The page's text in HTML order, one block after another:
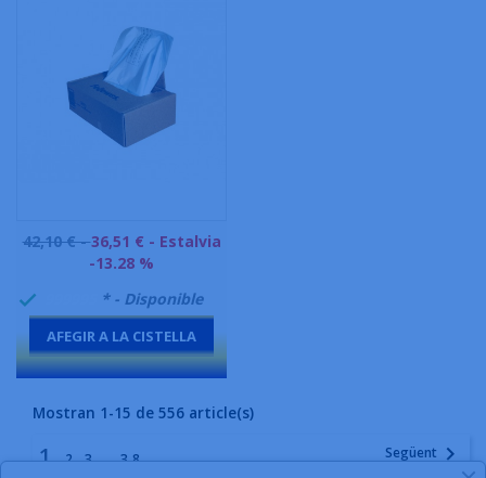
Preu
42,10 € -36,51 € - Estalvia
-13.28 %
 * - Disponible
AFEGIR A LA CISTELLA
-
Mostran 1-15 de 556 article(s)
123… 38 Següent